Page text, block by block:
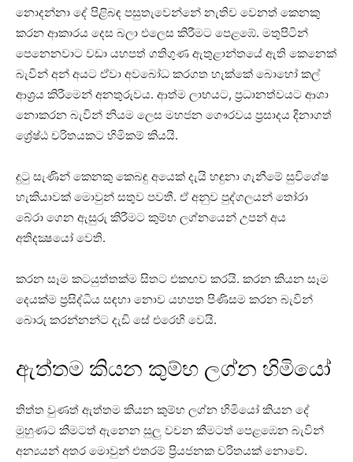
නොදන්නා දේ පිළිබඳ පසුතැවෙන්නේ නැතිව වෙනත් කෙනකු
කරන ආකාරය දෙස බලා එලෙස කිරීමට පෙළඹේ. මතුපිටින්
පෙනෙනවාට වඩා යහපත් ගතිගුණ ඇතුළාන්තයේ ඇති කෙනෙක්‌
බැවින් අන් අයට ඒවා අවබෝධ කරගත හැක්‌කේ බොහෝ කල්
ආශ්‍රය කිරීමෙන් අනතුරුවය. ආත්ම ලාභයට, ප්‍රධානත්වයට ආශා
නොකරන බැවින් නියම ලෙස මහජන ගෞරවය ප්‍රසාදය දිනාගත්
ශ්‍රේෂ්ඨ චරිතයකට හිමිකම් කියයි.
දුටු සැණින් කෙනකු කෙබඳු අයෙක්‌ දැයි හඳුනා ගැනීමේ සුවිශේෂ
හැකියාවක්‌ මොවුන් සතුව පවතී. ඒ අනුව පුද්ගලයන් තෝරා
බේරා ගෙන ඇසුරු කිරීමට කුම්භ ලග්නයෙන් උපන් අය
අතිදක්‍ෂයෝ වෙති.
කරන සෑම කටයුත්තක්‌ම සිතට එකඟව කරයි. කරන කියන සෑම
දෙයක්‌ම ප්‍රසිද්ධිය සඳහා නොව යහපත පිණිසම කරන බැවින්
බොරු කරන්නන්ට දැඩි සේ එරෙහි වෙයි.
ඇත්තම කියන කුම්භ ලග්න හිමියෝ
තිත්ත වුණත් ඇත්තම කියන කුම්භ ලග්න හිමියෝ කියන දේ
මුහුණට කීමටත් ඇනෙන සුලු වචන කීමටත් පෙළඹෙන බැවින්
අන්‍යයන් අතර මොවුන් එතරම් ප්‍රියජනක චරිතයක්‌ නොවේ.